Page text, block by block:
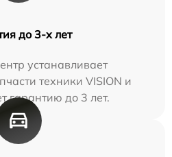
до 3-х лет
устанавливает
техники VISION и
гарантию до 3 лет.